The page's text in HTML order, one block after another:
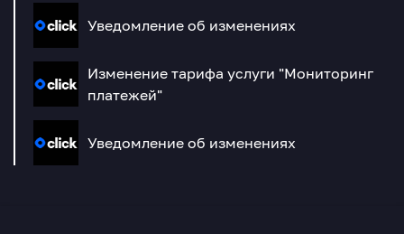
Уведомление об изменениях
Изменение тарифа услуги "Мониторинг
платежей"
Уведомление об изменениях